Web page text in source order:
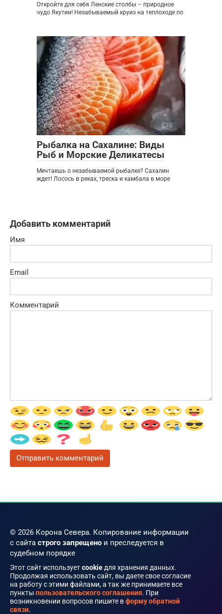
Откройте для себя Ленские столбы – природное
чудо Якутии! Незабываемый круиз на теплоходе по
Россия 0
Рыбалка на Сахалине: Виды
Рыб и Морские Деликатесы
Мечтаешь о незабываемой рыбалке? Сахалин
ждет! Лосось в реках, треска и камбала в море
Добавить комментарий
Имя
Email
Комментарий
© 2026 Корона Севера. Копирование информации
с сайта строго запрещено и преследуется в
судебном порядке
Этот сайт используетcookie для хранения данных.
Продолжая использовать сайт, вы даете свое согласие
на работу с этими файлами, а так же принимаете все
пункты пользовательского соглашения. При
возникновении вопросов пишите вформу обратной
связи.